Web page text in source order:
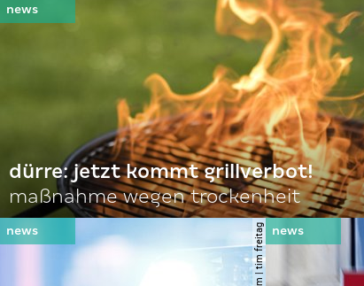
dürre: jetzt kommt grillverbot!
maßnahme wegen trockenheit